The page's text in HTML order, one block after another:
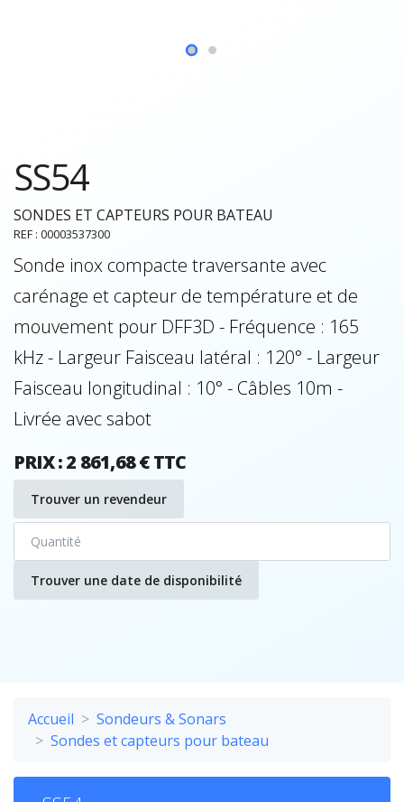
SS54
SONDES ET CAPTEURS POUR BATEAU
REF : 00003537300
Sonde inox compacte traversante avec
carénage et capteur de température et de
mouvement pour DFF3D - Fréquence : 165
kHz - Largeur Faisceau latéral : 120° - Largeur
Faisceau longitudinal : 10° - Câbles 10m -
Livrée avec sabot
PRIX : 2 861,68 € TTC
Trouver un revendeur
Trouver une date de disponibilité
Accueil
Sondeurs & Sonars
Sondes et capteurs pour bateau